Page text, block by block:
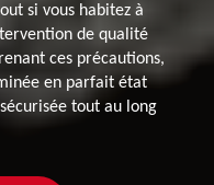
si vous habitez à
de qualité
ces précautions,
en parfait état
tout au long